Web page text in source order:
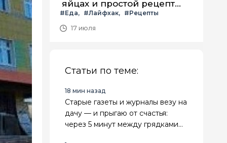
яйцах и простой рецепт
летнего салата с ним
#Еда #Лайфхак
#Рецепты
17 июля
Статьи по теме:
18 мин назад
Старые газеты и журналы везу на
дачу — и прыгаю от счастья:
через 5 минут между грядками